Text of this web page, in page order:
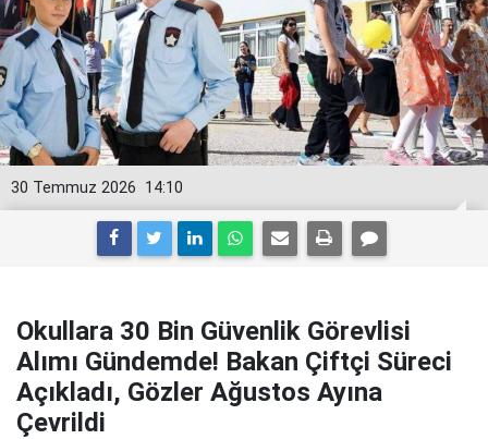
14:10
30 Temmuz 2026
Okullara 30 Bin Güvenlik Görevlisi
Alımı Gündemde! Bakan Çiftçi Süreci
Açıkladı, Gözler Ağustos Ayına
Çevrildi